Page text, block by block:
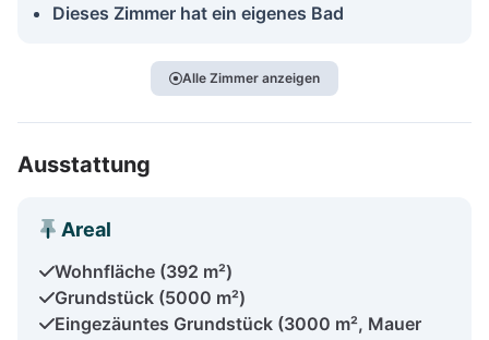
Dieses Zimmer hat ein eigenes Bad
Alle Zimmer anzeigen
Ausstattung
Areal
Wohnfläche (392 m²)
Grundstück (5000 m²)
Eingezäuntes Grundstück (3000 m², Mauer